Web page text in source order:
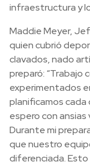
infraestructura y
Maddie Meyer,
quien cubrió
clavados, nado
preparó:
experimentados
planificamos cada
espero con
Durante mi
que nuestro
diferenciada. Esto